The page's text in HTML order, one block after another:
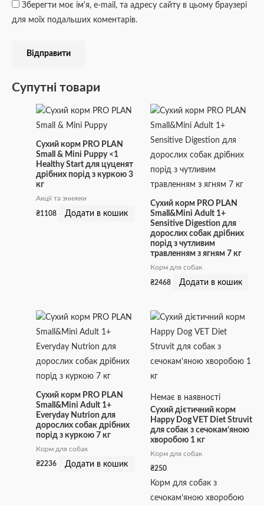
Зберегти моє ім'я, e-mail, та адресу сайту в цьому браузері
для моїх подальших коментарів.
Супутні товари
Сухий корм PRO PLAN
Small & Mini Puppy <1
Healthy Start для цуценят
дрібних порід з куркою 3
кг
Акції та знижки
₴1108 Додати в кошик
Сухий корм PRO PLAN
Small&Mini Adult 1+
Sensitive Digestion для
дорослих собак дрібних
порід з чутливим
травленням з ягням 7 кг
Корм для собак
₴2468 Додати в кошик
Сухий корм PRO PLAN
Small&Mini Adult 1+
Everyday Nutrion для
дорослих собак дрібних
порід з куркою 7 кг
Корм для собак
₴2236 Додати в кошик
Немає в наявності
Сухий дієтичний корм
Happy Dog VET Diet Struvit
для собак з сечокам’яною
хворобою 1 кг
Корм для собак
₴250
Корм для собак з
сечокам’яною хворобою